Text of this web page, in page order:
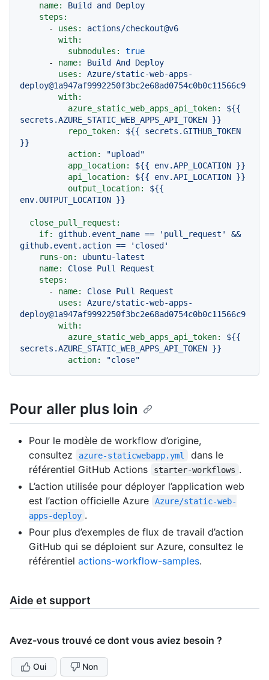
name:
Build and
Deploy
steps:
-
uses:
actions/checkout@v6
with:
submodules:
true
-
name: Build And
Deploy
uses:
Azure/static-web-apps-
deploy@1a947af9992250f3bc2e68ad0754c0b0c11566c9
with:
azure_static_web_apps_api_token:
${{
secrets.AZURE_STATIC_WEB_APPS_API_TOKEN }}
repo_token:
${{
secrets.GITHUB_TOKEN
}}
action:
"upload"
app_location:
${{ env.APP_LOCATION }}
api_location:
${{ env.API_LOCATION }}
output_location:
${{
env.OUTPUT_LOCATION }}
close_pull_request:
if:
github.event_name == 'pull_request'
&&
github.event.action ==
'closed'
runs-on:
ubuntu-latest
name:
Close Pull
Request
steps:
-
name: Close Pull
Request
uses:
Azure/static-web-apps-
deploy@1a947af9992250f3bc2e68ad0754c0b0c11566c9
with:
azure_static_web_apps_api_token:
${{
secrets.AZURE_STATIC_WEB_APPS_API_TOKEN }}
action:
"close"
Pour aller plus loin
Pour le modèle de workflow d’origine,
consultez
azure-staticwebapp.yml
dans le
référentiel GitHub Actions
starter-workflows .
L’action utilisée pour déployer l’application web
est l’action officielle Azure
Azure/static-web-
apps-deploy .
Pour plus d’exemples de flux de travail d’action
GitHub qui se déploient sur Azure, consultez le
référentiel actions-workflow-samples.
Aide et support
Avez-vous trouvé ce dont vous aviez besoin ?
Oui Non